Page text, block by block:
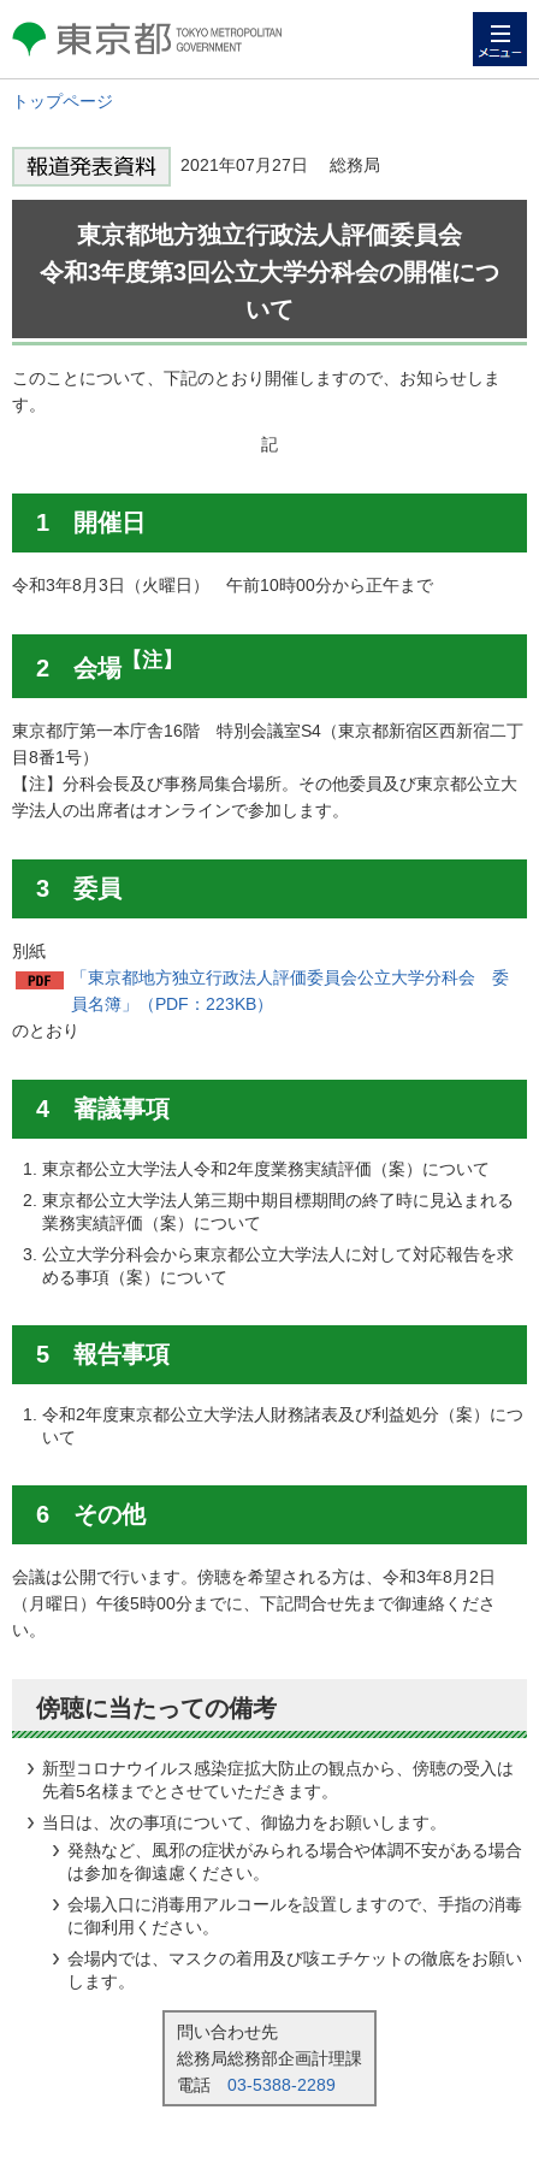
東京都 TOKYO METROPOLITAN
GOVERNMENT
トップページ
2021年07月27日 総務局
東京都地方独立行政法人評価委員会
令和3年度第3回公立大学分科会の開催につ
いて
このことについて、下記のとおり開催しますので、お知らせしま
す。
記
1 開催日
令和3年8月3日（火曜日） 午前10時00分から正午まで
2 会場【注】
東京都庁第一本庁舎16階 特別会議室S4（東京都新宿区西新宿二丁
目8番1号）
【注】分科会長及び事務局集合場所。その他委員及び東京都公立大
学法人の出席者はオンラインで参加します。
3 委員
別紙
「東京都地方独立行政法人評価委員会公立大学分科会 委
員名簿」（PDF：223KB）
のとおり
4 審議事項
東京都公立大学法人令和2年度業務実績評価（案）について
東京都公立大学法人第三期中期目標期間の終了時に見込まれる
業務実績評価（案）について
公立大学分科会から東京都公立大学法人に対して対応報告を求
める事項（案）について
5 報告事項
令和2年度東京都公立大学法人財務諸表及び利益処分（案）につ
いて
6 その他
会議は公開で行います。傍聴を希望される方は、令和3年8月2日
（月曜日）午後5時00分までに、下記問合せ先まで御連絡くださ
い。
傍聴に当たっての備考
新型コロナウイルス感染症拡大防止の観点から、傍聴の受入は
先着5名様までとさせていただきます。
当日は、次の事項について、御協力をお願いします。
発熱など、風邪の症状がみられる場合や体調不安がある場合
は参加を御遠慮ください。
会場入口に消毒用アルコールを設置しますので、手指の消毒
に御利用ください。
会場内では、マスクの着用及び咳エチケットの徹底をお願い
します。
問い合わせ先
総務局総務部企画計理課
電話 03-5388-2289